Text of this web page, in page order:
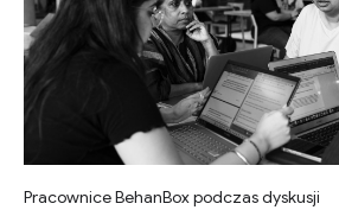
Pracownice BehanBox podczas dyskusji